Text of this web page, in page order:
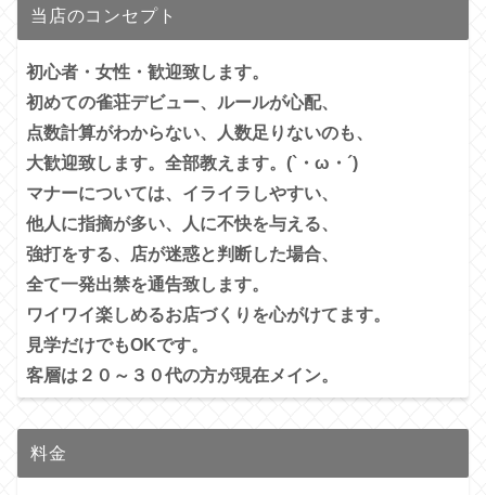
当店のコンセプト
初心者・女性・歓迎致します。
初めての雀荘デビュー、ルールが心配、
点数計算がわからない、人数足りないのも、
大歓迎致します。全部教えます。(`・ω・´)
マナーについては、イライラしやすい、
他人に指摘が多い、
人に不快を与える、
強打をする、店が迷惑と判断した場合、
全て一発出禁を通告致します。
ワイワイ楽しめるお店づくりを心がけてます。
見学だけでもOKです。
客層は２０～３０代の方が現在メイン。
料金